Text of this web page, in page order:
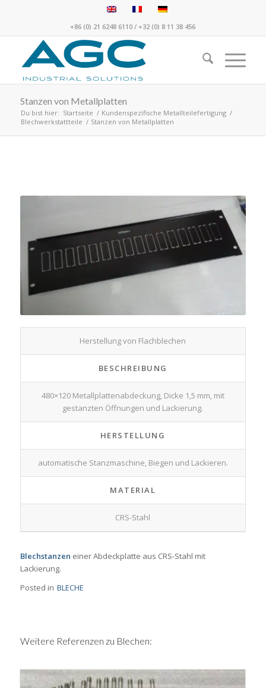
+86 (0) 21 6248 6110 /+32 (0) 8 11 38 456
Stanzen von Metallplatten
Du bist hier: Startseite / Kundenspezifische Metallteilefertigung /
Blechwerkstattteile / Stanzen von Metallplatten
Herstellung von Flachblechen
BESCHREIBUNG
480×120 Metallplattenabdeckung, Dicke 1,5 mm, mit
gestanzten Öffnungen und Lackierung.
HERSTELLUNG
automatische Stanzmaschine, Biegen und Lackieren.
MATERIAL
CRS-Stahl
Blechstanzen einer Abdeckplatte aus CRS-Stahl mit
Lackierung.
Posted in BLECHE
Weitere Referenzen zu Blechen: